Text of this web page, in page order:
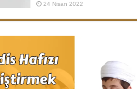
24 Nisan 2022